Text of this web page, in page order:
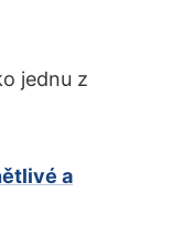
jednu z
a